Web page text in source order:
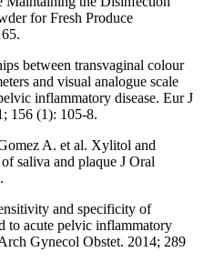
for Fresh Produce
between transvaginal colour
and visual analogue scale
inflammatory disease. Eur J
156 (1): 105-8.
A. et al. Xylitol and
saliva and plaque J Oral
and specificity of
to acute pelvic inflammatory
Gynecol Obstet. 2014; 289